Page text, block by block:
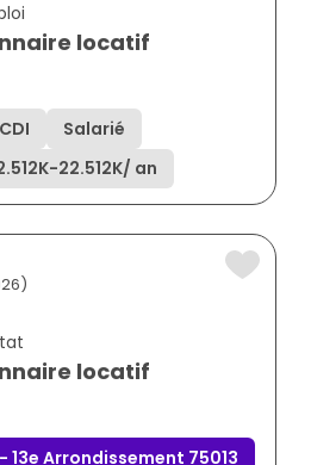
locatif
CDI
Salarié
-22.512K/ an
locatif
Arrondissement 75013